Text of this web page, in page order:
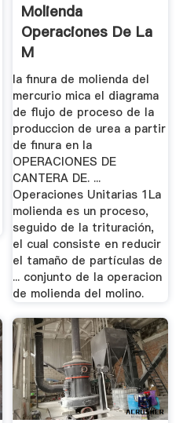
Molienda
Operaciones De La
M
la finura de molienda del
mercurio mica el diagrama
de flujo de proceso de la
produccion de urea a partir
de finura en la
OPERACIONES DE
CANTERA DE. ...
Operaciones Unitarias 1La
molienda es un proceso,
seguido de la trituración,
el cual consiste en reducir
el tamaño de partículas de
... conjunto de la operacion
de molienda del molino.